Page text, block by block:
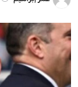
ايوا مصر
الاخبار الشائعة